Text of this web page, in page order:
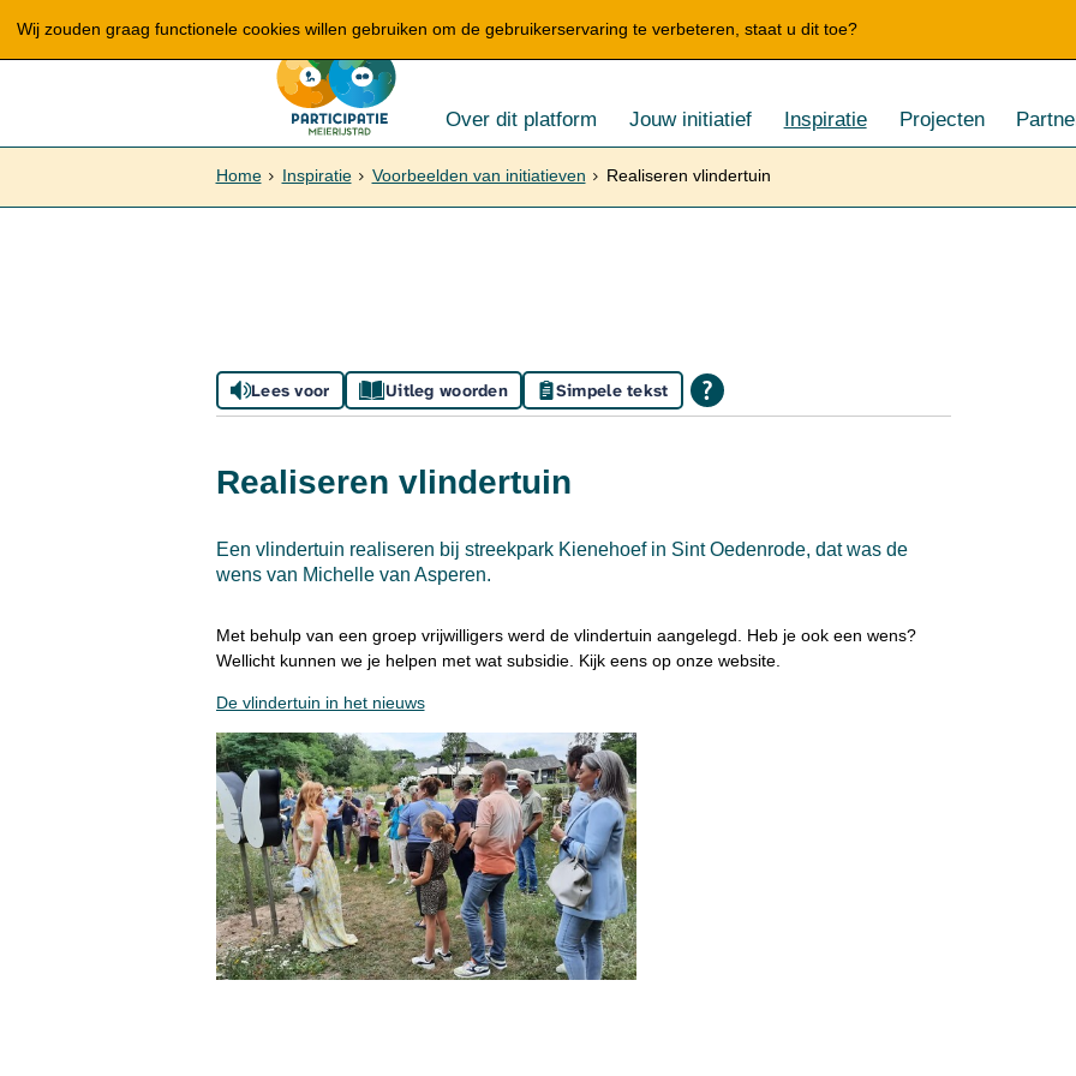
Wij zouden graag functionele cookies willen gebruiken om de gebruikerservaring te verbeteren, staat u dit toe?
Over dit platform Jouw initiatief Inspiratie Projecten
Home Inspiratie Voorbeelden van initiatieven Realiseren vlindertuin
Lees voor Uitleg woorden Simpele tekst
Realiseren vlindertuin
Een vlindertuin realiseren bij streekpark Kienehoef in Sint Oedenrode, dat was de
wens van Michelle van Asperen.
Met behulp van een groep vrijwilligers werd de vlindertuin aangelegd. Heb je ook een wens?
Wellicht kunnen we je helpen met wat subsidie. Kijk eens op onze website.
De vlindertuin in het nieuws